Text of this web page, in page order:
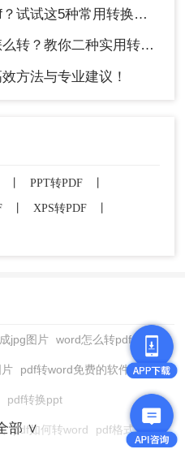
试这5种常用转换方法！
教你二种实用转换方法！
方法与专业建议！
PPT转PDF
XPS转PDF
jpg图片 word怎么转pdf
pdf转word免费的软件
pdf转换ppt
pdf如何转word pdf格式转换
部 ∨